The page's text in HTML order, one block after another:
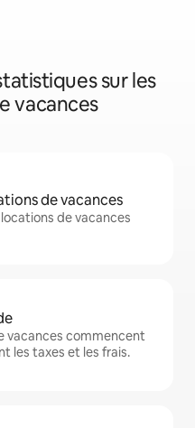
sur les
vacances
de vacances
de vacances
vacances commencent
les taxes et les frais.